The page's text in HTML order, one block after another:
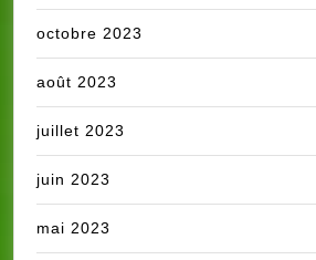
octobre 2023
août 2023
juillet 2023
juin 2023
mai 2023